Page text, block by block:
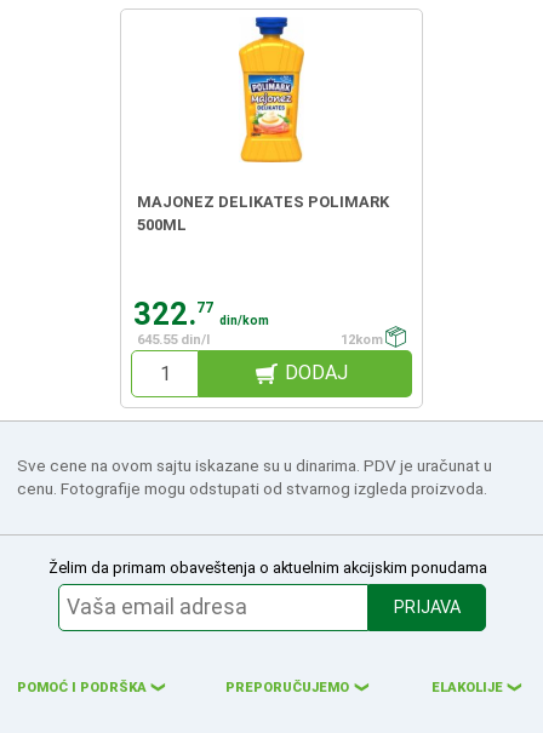
MAJONEZ DELIKATES POLIMARK
500ML
322.77
din/kom
645.55 din/l
12kom
DODAJ
Sve cene na ovom sajtu iskazane su u dinarima. PDV je uračunat u
cenu. Fotografije mogu odstupati od stvarnog izgleda proizvoda.
Želim da primam obaveštenja o aktuelnim akcijskim ponudama
PRIJAVA
POMOĆ I PODRŠKA ❮ PREPORUČUJEMO ❮ ELAKOLIJE ❮